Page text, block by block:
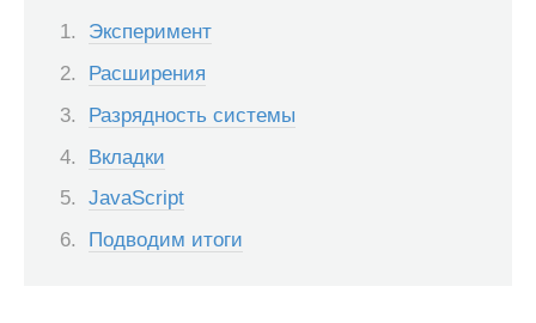
Эксперимент
Расширения
Разрядность системы
Вкладки
JavaScript
Подводим итоги